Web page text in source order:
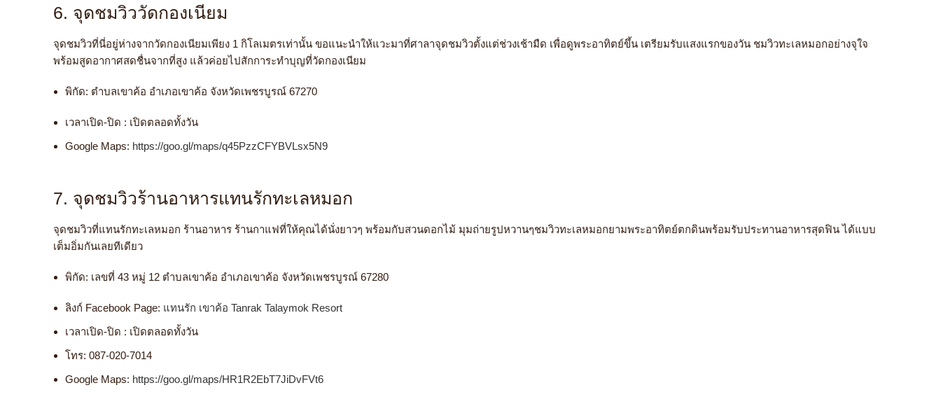
6. จุดชมวิววัดกองเนียม
จุดชมวิวที่นี่อยู่ห่างจากวัดกองเนียมเพียง 1 กิโลเมตรเท่านั้น ขอแนะนำให้แวะมาที่ศาลาจุดชมวิวตั้งแต่ช่วงเช้ามืด เพื่อดูพระอาทิตย์ขึ้น เตรียมรับแสงแรกของวัน ชมวิวทะเลหมอกอย่างจุใจ
พร้อมสูดอากาศสดชื่นจากที่สูง แล้วค่อยไปสักการะทำบุญที่วัดกองเนียม
พิกัด: ตำบลเขาค้อ อำเภอเขาค้อ จังหวัดเพชรบูรณ์ 67270
เวลาเปิด-ปิด : เปิดตลอดทั้งวัน
Google Maps: https://goo.gl/maps/q45PzzCFYBVLsx5N9
7. จุดชมวิวร้านอาหารแทนรักทะเลหมอก
จุดชมวิวที่แทนรักทะเลหมอก ร้านอาหาร ร้านกาแฟที่ให้คุณได้นั่งยาวๆ พร้อมกับสวนดอกไม้ มุมถ่ายรูปหวานๆชมวิวทะเลหมอกยามพระอาทิตย์ตกดินพร้อมรับประทานอาหารสุดฟิน ได้แบบ
เต็มอิ่มกันเลยทีเดียว
พิกัด: เลขที่ 43 หมู่ 12 ตำบลเขาค้อ อำเภอเขาค้อ จังหวัดเพชรบูรณ์ 67280
ลิงก์ Facebook Page: แทนรัก เขาค้อ Tanrak Talaymok Resort
เวลาเปิด-ปิด : เปิดตลอดทั้งวัน
โทร: 087-020-7014
Google Maps: https://goo.gl/maps/HR1R2EbT7JiDvFVt6